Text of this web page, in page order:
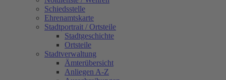
Schiedsstelle
Ehrenamtskarte
Stadtportrait / Ortsteile
Stadtgeschichte
Ortsteile
Stadtverwaltung
Ämterübersicht
Anliegen A-Z